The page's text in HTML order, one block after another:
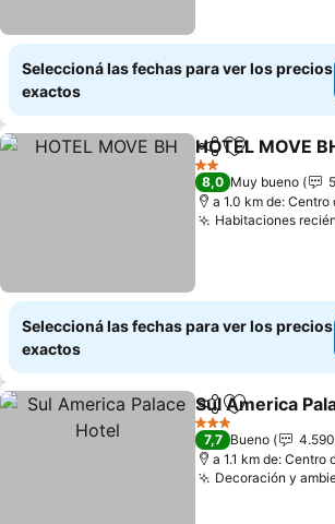
Seleccioná las fechas para ver los precios
exactos
Compartir
Añadir a
HOTEL MOVE
2 Estrellas
8,0 Muy bueno
a 1.0 km de: Centro
Habitaciones
Seleccioná las fechas para ver los precios
exactos
CompartirAñadir a
Sul America
3 Estrellas
7,7 Bueno
4.590
a 1.1 km de: Centro
Decoración y